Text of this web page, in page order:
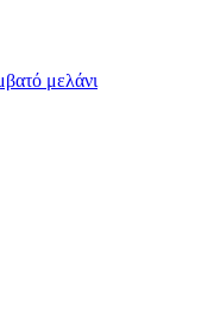
μελάνι